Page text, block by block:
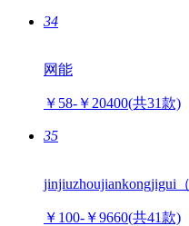
34
网能
￥58-￥20400(共31款)
35
jinjiuzhoujiankongjigui
￥100-￥9660(共41款)